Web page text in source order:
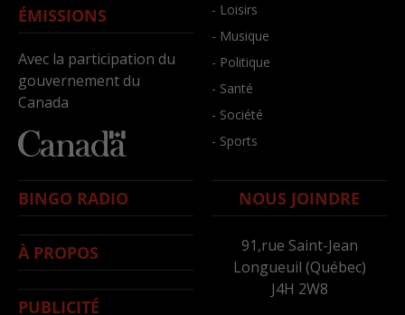
ÉMISSIONS
Avec la participation du
gouvernement du
Canada
- Loisirs
- Musique
- Politique
- Santé
- Société
- Sports
BINGO RADIO
À PROPOS
PUBLICITÉ
NOUS JOINDRE
91,rue Saint-Jean
Longueuil (Québec)
J4H 2W8